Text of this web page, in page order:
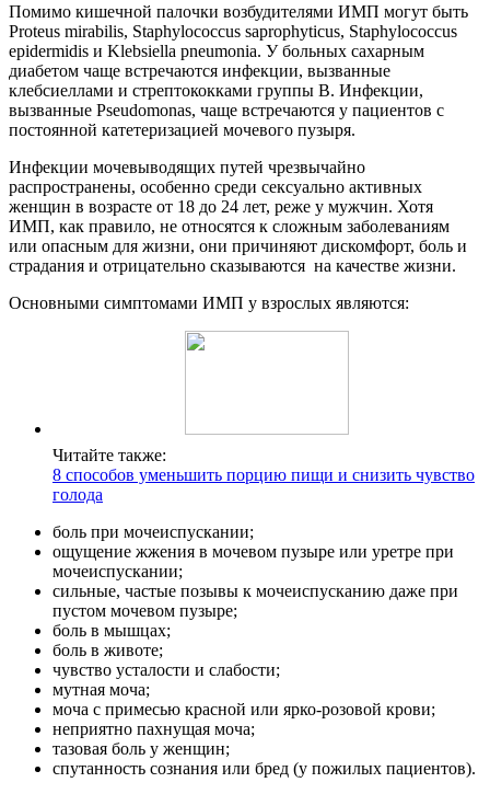
Помимо кишечной палочки возбудителями ИМП могут быть
Proteus mirabilis, Staphylococcus saprophyticus, Staphylococcus
epidermidis и Klebsiella pneumonia. У больных сахарным
диабетом чаще встречаются инфекции, вызванные
клебсиеллами и стрептококками группы В. Инфекции,
вызванные Pseudomonas, чаще встречаются у пациентов с
постоянной катетеризацией мочевого пузыря.
Инфекции мочевыводящих путей чрезвычайно
распространены, особенно среди сексуально активных
женщин в возрасте от 18 до 24 лет, реже у мужчин. Хотя
ИМП, как правило, не относятся к сложным заболеваниям
или опасным для жизни, они причиняют дискомфорт, боль и
страдания и отрицательно сказываются на качестве жизни.
Основными симптомами ИМП у взрослых являются:
Читайте также:
8 способов уменьшить порцию пищи и снизить чувство
голода
боль при мочеиспускании;
ощущение жжения в мочевом пузыре или уретре при
мочеиспускании;
сильные, частые позывы к мочеиспусканию даже при
пустом мочевом пузыре;
боль в мышцах;
боль в животе;
чувство усталости и слабости;
мутная моча;
моча с примесью красной или ярко-розовой крови;
неприятно пахнущая моча;
тазовая боль у женщин;
спутанность сознания или бред (у пожилых пациентов).